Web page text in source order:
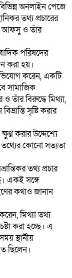
অনলাইন পেজে
তথ্য প্রচারের
আফসু ও তাঁর
পরিষদের
করা হয়।
করেন, একটি
সামাজিক
তাঁর বিরুদ্ধে মিথ্যা,
সৃষ্টি করার
করার উদ্দেশ্যে
তথ্যের কোনো সত্যতা
তথ্য প্রচার
একই সঙ্গে
কথাও জানান
মিথ্যা তথ্য
করা হচ্ছে। এ
স্থানীয়
ছিলেন।